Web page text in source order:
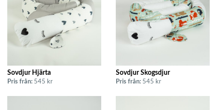
Sovdjur Hjärta
Pris från: 545 kr
Sovdjur Skogsdjur
Pris från: 545 kr